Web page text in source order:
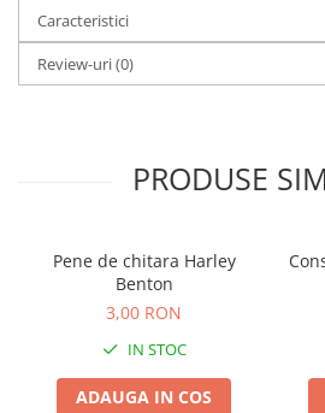
Moving Head-uri
Par Led si Pinspot
Proiectoare
Instrumente Muzicale
Instrumente cu arcus
Instrumente de percutie
Instrumente traditionale
Caracteristici
Review-uri(0)
PRODUSE
Pene de chitara Harley
Benton
3,00 RON
IN STOC
ADAUGA IN COS